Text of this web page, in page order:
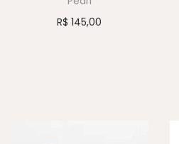
R$ 145,00